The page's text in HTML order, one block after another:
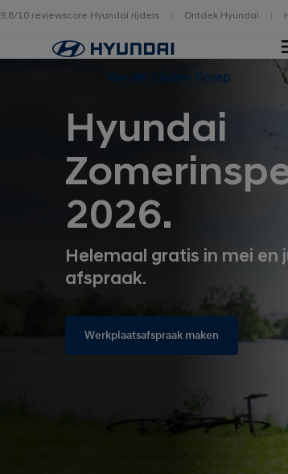
9,6/10 reviewscore Hyundai rijders Ontdek Hyundai
Home
Van der Linden Groep
Hyundai
2026.
Helemaal gratis in mei en
afspraak.
Werkplaatsafspraak maken